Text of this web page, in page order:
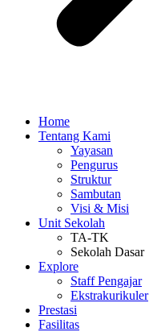
Home
Tentang Kami
Yayasan
Pengurus
Struktur
Sambutan
Visi & Misi
Unit Sekolah
TA-TK
Sekolah Dasar
Explore
Staff Pengajar
Ekstrakurikuler
Prestasi
Fasilitas